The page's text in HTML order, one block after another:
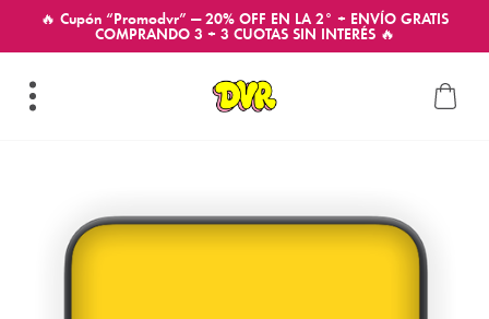
🔥 Cupón “Promodvr” — 20% OFF EN LA 2° + ENVÍO GRATIS
COMPRANDO 3 + 3 CUOTAS SIN INTERÉS 🔥